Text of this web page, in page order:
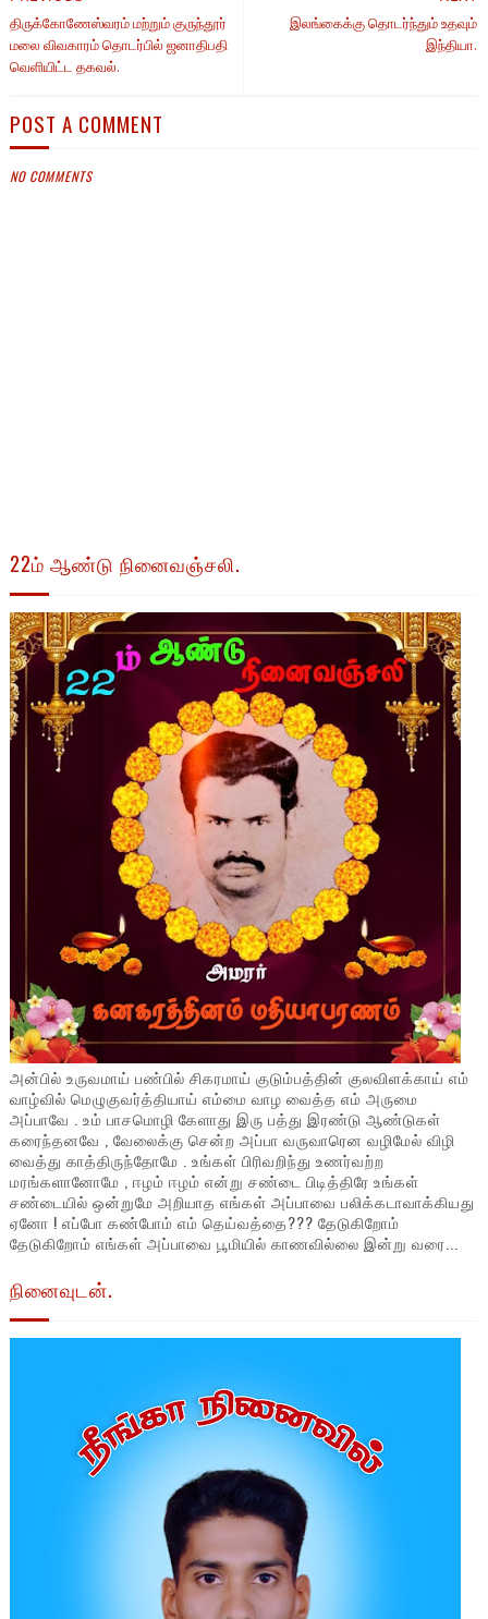
இலங்கைக்கு தொடர்ந்தும் உதவும்
இந்தியா.
திருக்கோணேஸ்வரம் மற்றும் குருந்தூர்
மலை விவகாரம் தொடர்பில் ஜனாதிபதி
வெளியிட்ட தகவல்.
POST A COMMENT
NO COMMENTS
22ம் ஆண்டு நினைவஞ்சலி.
அன்பில் உருவமாய் பண்பில் சிகரமாய் குடும்பத்தின் குலவிளக்காய் எம்
வாழ்வில் மெழுகுவர்த்தியாய் எம்மை வாழ வைத்த எம் அருமை
அப்பாவே . உம் பாசமொழி கேளாது இரு பத்து இரண்டு ஆண்டுகள்
கரைந்தனவே , வேலைக்கு சென்ற அப்பா வருவாரென வழிமேல் விழி
வைத்து காத்திருந்தோமே . உங்கள் பிரிவறிந்து உணர்வற்ற
மரங்களானோமே , ஈழம் ஈழம் என்று சண்டை பிடித்திரே உங்கள்
சண்டையில் ஒன்றுமே அறியாத எங்கள் அப்பாவை பலிக்கடாவாக்கியது
ஏனோ ! எப்போ கண்போம் எம் தெய்வத்தை??? தேடுகிறோம்
தேடுகிறோம் எங்கள் அப்பாவை பூமியில் காணவில்லை இன்று வரை...
நினைவுடன்.